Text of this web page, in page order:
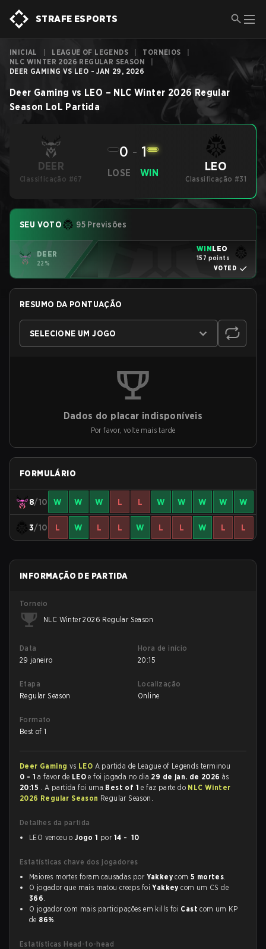
STRAFE ESPORTS
INICIAL LEAGUE OF LEGENDS TORNEIOS
NLC WINTER 2026 REGULAR SEASON
DEER GAMING VS LEO - JAN 29, 2026
Deer Gaming vs LEO – NLC Winter 2026 Regular
Season LoL Partida
DEER
Classificação #67
LOSE
0 - 1
WIN LEO
Classificação #31
SEU VOTO 95 Previsões
DEER
22%
WINLEO
157 points
VOTED
RESUMO DA PONTUAÇÃO
SELECIONE UM JOGO
Dados do placar indisponíveis
Por favor, volte mais tarde
FORMULÁRIO
8/10 W W W L L W W W W W
3/10 L W L L W L L W L L
INFORMAÇÃO DE PARTIDA
Torneio
NLC Winter 2026 Regular Season
Data
29 janeiro
Hora de início
20:15
Etapa
Regular Season
Localização
Online
Formato
Best of 1
Deer Gaming vs LEO A partida de League of Legends terminou
0 - 1 a favor de LEOe foi jogada no dia 29 de jan. de 2026às
20:15 . A partida foi uma Best of 1e faz parte do NLC Winter
2026 Regular Season Regular Season.
Detalhes da partida
LEO venceu oJogo 1 por 14 - 10
Estatísticas chave dos jogadores
Maiores mortes foram causadas por Yakkey com5 mortes.
O jogador que mais matou creeps foiYakkey com um CS de
366.
O jogador com mais participações em kills foi Cast com um KP
de 86%.
Estatísticas Head-to-head